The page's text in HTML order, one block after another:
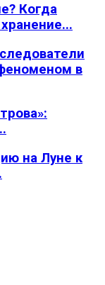
Когда
в
на Луне к